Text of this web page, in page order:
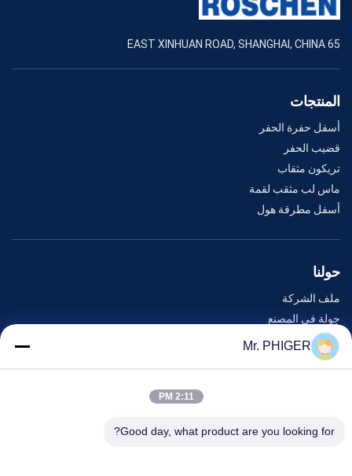
65 EAST XINHUAN ROAD, SHANGHAI, CHINA
المنتجات
أسفل حفرة الحفر
قضيب الحفر
تريكون مثقاب
ماس لب مثقب لقمة
أسفل مطرقة هول
حولنا
ملف الشركة
جولة في المصنع
مراقبة الجودة
خريطة الموقع
الأحداث
Mr. PHIGER
2:11 PM
Good day, what product are you looking for?